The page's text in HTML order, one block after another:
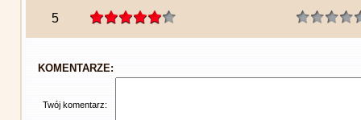
5
KOMENTARZE:
Twój komentarz: